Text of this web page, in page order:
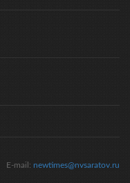
E-mail: newtimes@nvsaratov.ru